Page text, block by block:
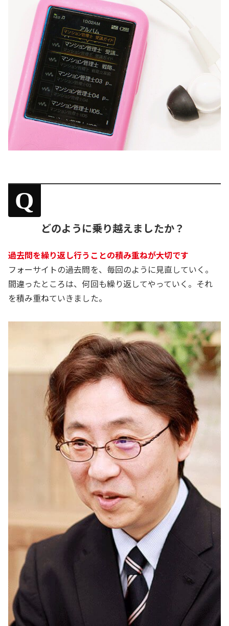
Q
どのように乗り越えましたか？
過去問を繰り返し行うことの積み重ねが大切です
フォーサイトの過去問を、毎回のように見直していく。
間違ったところは、何回も繰り返してやっていく。それ
を積み重ねていきました。